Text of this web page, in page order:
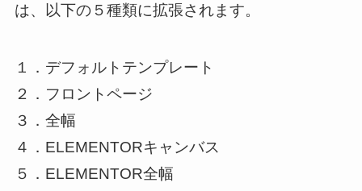
は、以下の５種類に拡張されます。
１．デフォルトテンプレート
２．フロントページ
３．全幅
４．ELEMENTORキャンバス
５．ELEMENTOR全幅